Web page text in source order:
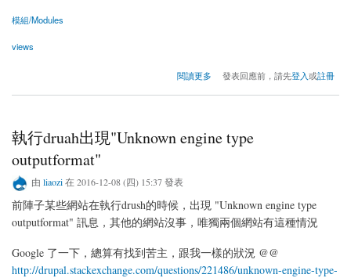
模組/Modules
views
閱讀更多 發表回應前，請先登入或註冊
執行druah出現"Unknown engine type
outputformat"
由 liaozi在 2016-12-08 (四) 15:37 發表
前陣子某些網站在執行drush的時候，出現 "Unknown engine type
outputformat" 訊息，其他的網站沒事，唯獨兩個網站有這種情況
Google 了一下，總算有找到苦主，跟我一樣的狀況 @@
http://drupal.stackexchange.com/questions/221486/unknown-engine-type-